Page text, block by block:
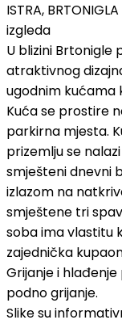
ISTRA,
izgleda
U blizini Brtonigle
atraktivnog
ugodnim kućama
Kuća se prostire
parkirna mjesta.
prizemlju se
smješteni dnevni
izlazom na
smještene tri
soba ima vlastitu
zajednička
Grijanje i
podno grijanje.
Slike su